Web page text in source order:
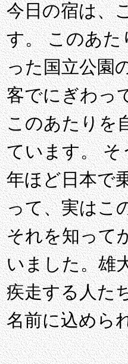
今日の宿は、
す。 このあた
った国立公園
客でにぎわっ
このあたりを
ています。 そ
年ほど日本で
って、実はこ
それを知って
いました。雄
疾走する人た
名前に込めら